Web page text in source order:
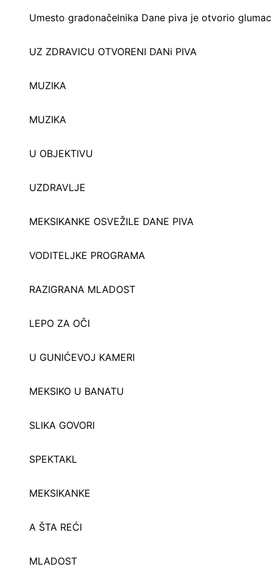
Umesto gradonačelnika Dane piva je otvorio glumac
UZ ZDRAVICU OTVORENI DANi PIVA
MUZIKA
MUZIKA
U OBJEKTIVU
UZDRAVLJE
MEKSIKANKE OSVEŽILE DANE PIVA
VODITELJKE PROGRAMA
RAZIGRANA MLADOST
LEPO ZA OČI
U GUNIĆEVOJ KAMERI
MEKSIKO U BANATU
SLIKA GOVORI
SPEKTAKL
MEKSIKANKE
A ŠTA REĆI
MLADOST